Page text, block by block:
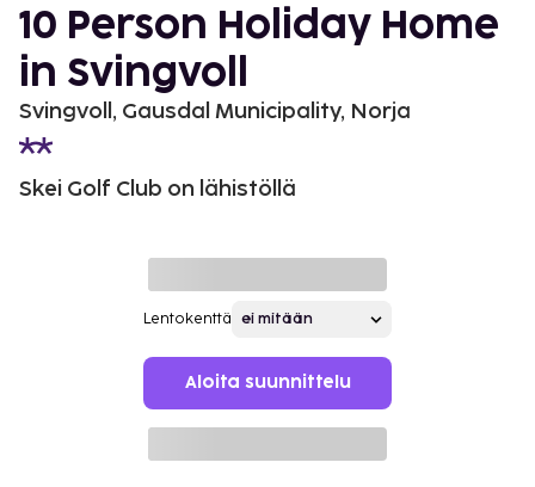
10 Person Holiday Home
in Svingvoll
Svingvoll, Gausdal Municipality, Norja
Skei Golf Club on lähistöllä
Lentokenttä
Aloita suunnittelu